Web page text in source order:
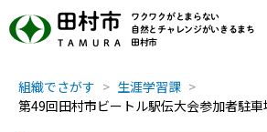
田村市
TAMURA
ワクワクがとまらない
自然とチャレンジがいきるまち
田村市
組織でさがす
生涯学習課
第49回田村市ビートル駅伝大会参加者駐